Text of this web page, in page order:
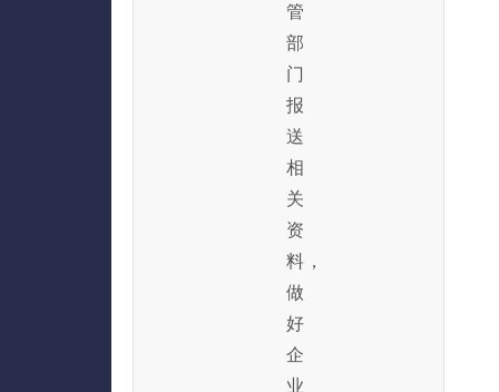
管
部
门
报
送
相
关
资
料，
做
好
企
业